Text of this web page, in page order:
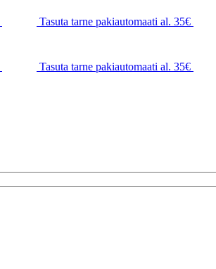
Tasuta tarne pakiautomaati al. 35€
Tasuta tarne pakiautomaati al. 35€